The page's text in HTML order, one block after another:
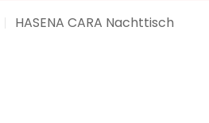
HASENA CARA Nachttisch